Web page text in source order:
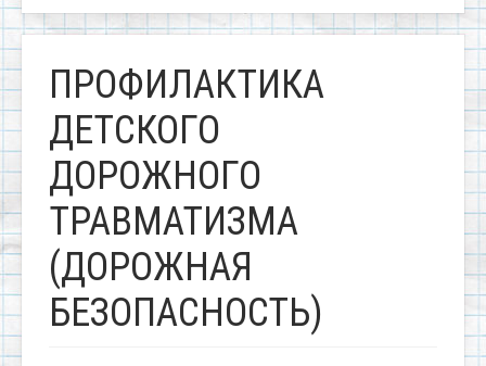
ПРОФИЛАКТИКА
ДЕТСКОГО
ДОРОЖНОГО
ТРАВМАТИЗМА
(ДОРОЖНАЯ
БЕЗОПАСНОСТЬ)